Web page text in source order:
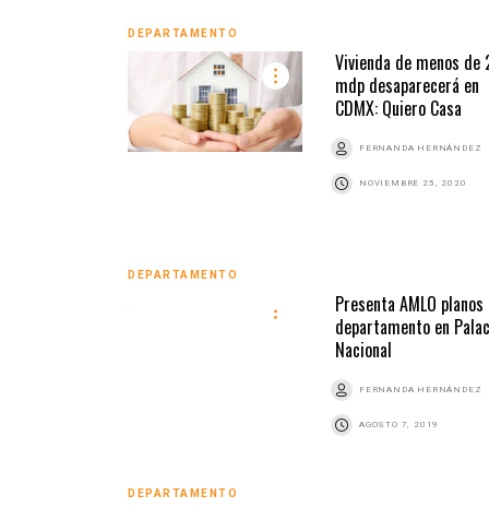
DEPARTAMENTO
Vivienda de menos de
mdp desaparecerá en
CDMX: Quiero Casa
FERNANDA HERNÁNDEZ
NOVIEMBRE 25, 2020
DEPARTAMENTO
Presenta AMLO
departamento en
Nacional
FERNANDA HERNÁNDEZ
AGOSTO 7, 2019
DEPARTAMENTO